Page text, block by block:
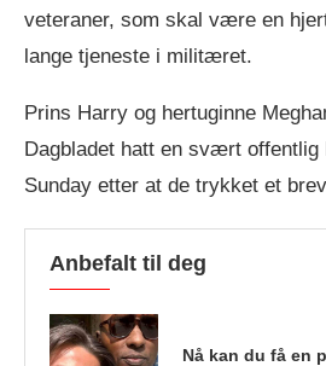
veteraner, som skal være en
lange tjeneste i militæret.
Prins Harry og hertuginne
Dagbladet hatt en svært offentlig
Sunday etter at de trykket et
Anbefalt til deg
Nå kan du få en